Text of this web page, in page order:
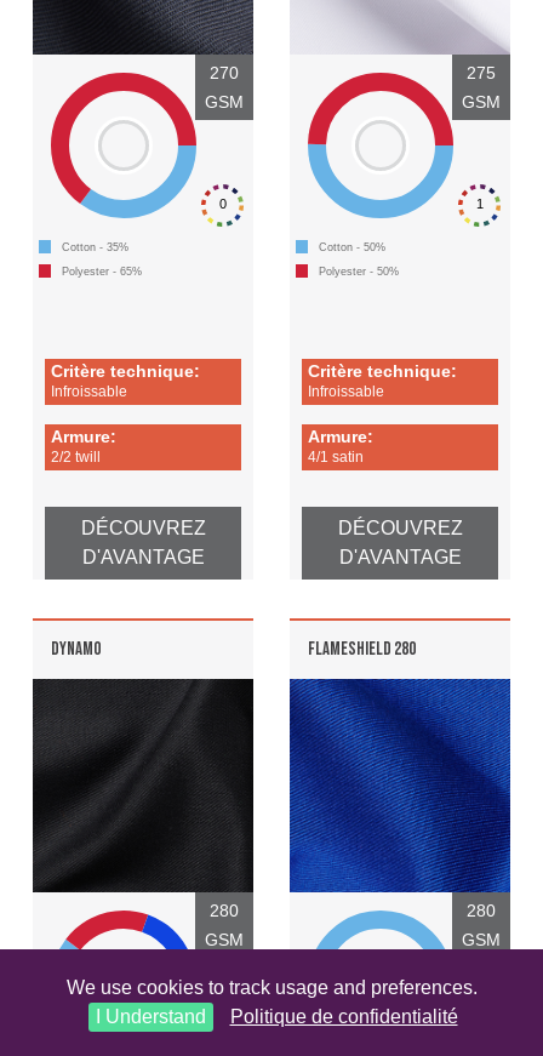
We use cookies to track usage and preferences.
I Understand
Politique de confidentialité
0
270
GSM
Cotton - 35%
Polyester - 65%
Critère technique:
Infroissable
Armure:
2/2 twill
DÉCOUVREZ
D'AVANTAGE
1
275
GSM
Cotton - 50%
Polyester - 50%
Critère technique:
Infroissable
Armure:
4/1 satin
DÉCOUVREZ
D'AVANTAGE
DYNAMO
280
GSM
FLAMESHIELD 280
280
GSM